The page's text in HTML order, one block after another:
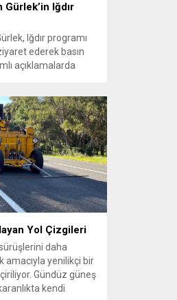
Gürlek’in Iğdır
Iğdır programı
ederek basın
açıklamalarda
ve
erişiminin
adımların
Iğdır’ın lojistik ve
belirterek
adalet düzeniyle
vurguladı....
Yol Çizgileri
daha
amacıyla yenilikçi bir
Gündüz güneş
kendi